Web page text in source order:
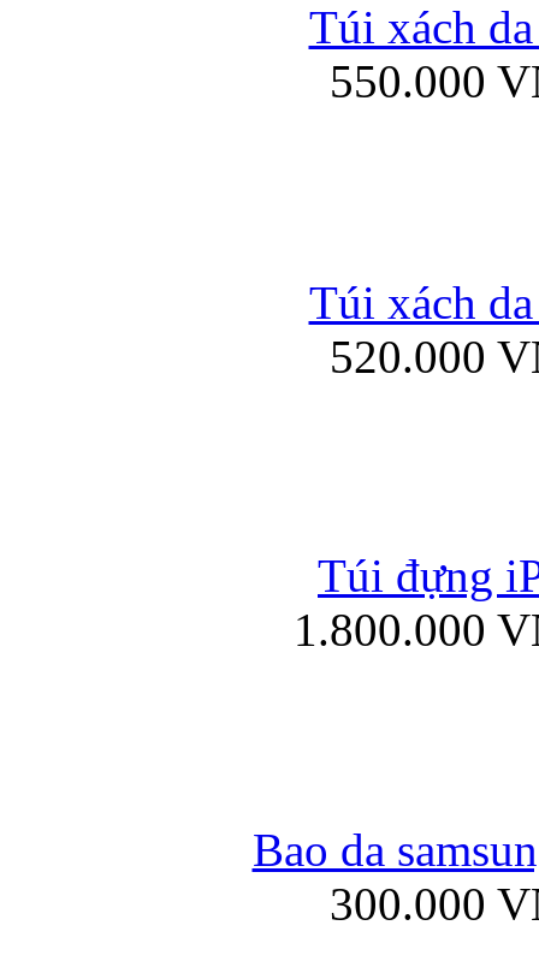
Bao da iPad
Túi xách da
Túi xách
550.000
Túi xách
520.000
Túi đựng
1.800.000
Bao da
300.000